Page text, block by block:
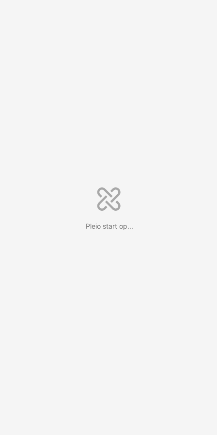
Pleio start op...